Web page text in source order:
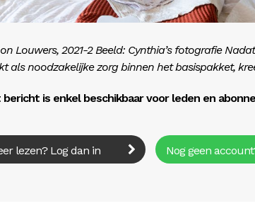
Louwers, 2021-2 Beeld: Cynthia’s fotografie
als noodzakelijke zorg binnen het basispakket,
bericht is enkel beschikbaar voor leden en
lezen? Log dan in Nog geen